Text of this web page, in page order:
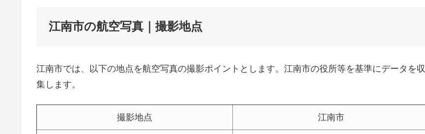
江南市の航空写真｜撮影地点
江南市では、以下の地点を航空写真の撮影ポイントとします。江南市の役所等を基準にデータを収
集します。
撮影地点 江南市